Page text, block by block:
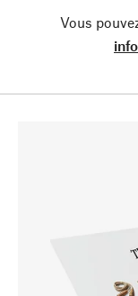
Vous